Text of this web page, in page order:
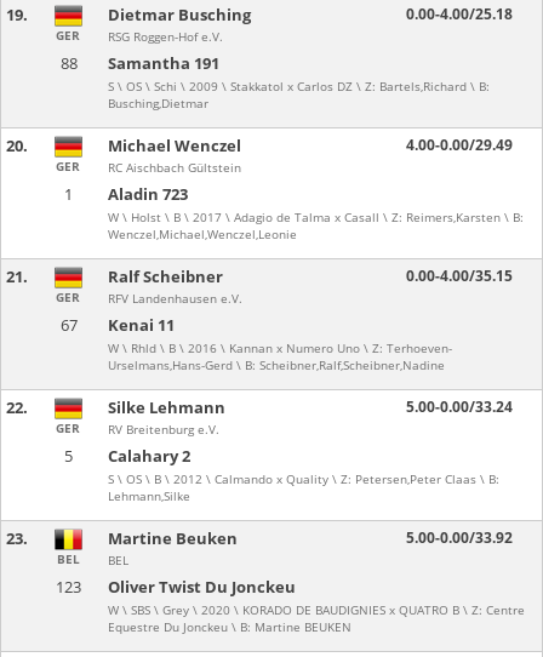
19.
88 Samantha 191
S \ OS \ Schi \ 2009 \ Stakkatol x Carlos DZ \ Z: Bartels,Richard \ B:
Busching,Dietmar
GER
Dietmar Busching
RSG Roggen-Hof e.V.
0.00-4.00/25.18
20.
1 Aladin 723
W \ Holst \ B \ 2017 \ Adagio de Talma x Casall \ Z: Reimers,Karsten \ B:
Wenczel,Michael,Wenczel,Leonie
GER
Michael Wenczel
RC Aischbach Gültstein
4.00-0.00/29.49
21.
67 Kenai 11
W \ Rhld \ B \ 2016 \ Kannan x Numero Uno \ Z: Terhoeven-
Urselmans,Hans-Gerd \ B: Scheibner,Ralf,Scheibner,Nadine
GER
Ralf Scheibner
RFV Landenhausen e.V.
0.00-4.00/35.15
22.
5 Calahary 2
S \ OS \ B \ 2012 \ Calmando x Quality \ Z: Petersen,Peter Claas \ B:
Lehmann,Silke
GER
Silke Lehmann
RV Breitenburg e.V.
5.00-0.00/33.24
23.
123 Oliver Twist Du Jonckeu
W \ SBS \ Grey \ 2020 \ KORADO DE BAUDIGNIES x QUATRO B \ Z: Centre
Equestre Du Jonckeu \ B: Martine BEUKEN
BEL
Martine Beuken
BEL
5.00-0.00/33.92